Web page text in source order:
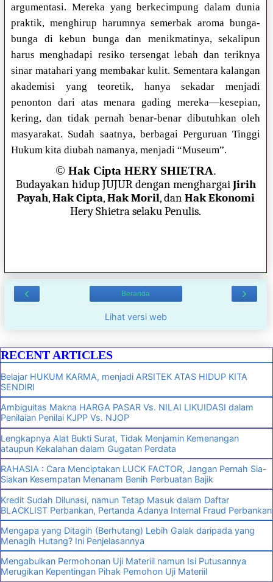
argumentasi. Mereka yang berkecimpung dalam dunia
praktik, menghirup harumnya semerbak aroma bunga-
bunga di kebun bunga dan menikmatinya, sekalipun
harus menghadapi resiko tersengat lebah dan teriknya
sinar matahari yang membakar kulit. Sementara kalangan
akademisi yang teoretik, hanya sekadar menjadi
penonton dari atas menara gading mereka—kesepian,
kering, dan tidak pernah benar-benar dibutuhkan oleh
masyarakat. Sudah saatnya, berbagai Perguruan Tinggi
Hukum kita diubah namanya, menjadi “Museum”.
© Hak Cipta HERY SHIETRA.
Budayakan hidup JUJUR dengan menghargaiJirih
Payah,Hak Cipta,Hak Moril, danHak Ekonomi
Hery Shietra selaku Penulis.
‹ ›
Beranda
Lihat versi web
RECENT ARTICLES
Belajar HUKUM KARMA, menjadi ARSITEK ATAS HIDUP KITA
SENDIRI
Ambiguitas Makna HARGA PASAR Vs. NILAI LIKUIDASI dalam
Penilaian Penilai KJPP Vs. NJOP
Lengkapnya Alat Bukti Surat, Tidak Menjamin Kemenangan
ataupun Kekalahan dalam Gugatan Perdata
RAHASIA : Cara Menciptakan LUCK FACTOR, Jangan Pernah Sia-
Siakan Kesempatan Menanam Benih Perbuatan Bajik
Kredit Sudah Dilunasi, namun Tetap Masuk dalam Daftar
BLACKLIST Perbankan, Pertanda Adanya Internal Fraud Perbankan
Mengapa yang Ditagih (Berhutang) Lebih Galak daripada yang
Menagih Hutang? Ini Penjelasannya
Mengabulkan Permohonan Uji Materiil namun Isi Putusannya
Merugikan Kepentingan Pihak Pemohon Uji Materiil